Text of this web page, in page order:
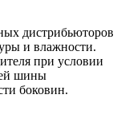
дистрибьюторов
и влажности.
при условии
шины
боковин.